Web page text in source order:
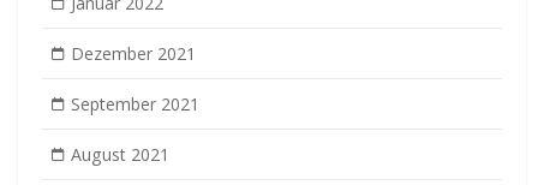
Dezember 2021
September 2021
August 2021